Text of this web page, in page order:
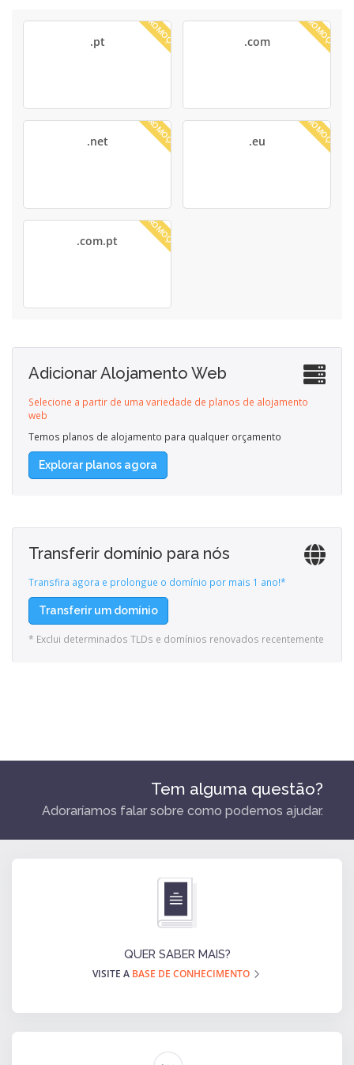
PROMOÇÃO
.pt PROMOÇÃO
.com
PROMOÇÃO
.net PROMOÇÃO
.eu
PROMOÇÃO
.com.pt
Adicionar Alojamento Web
Selecione a partir de uma variedade de planos de alojamento
web
Temos planos de alojamento para qualquer orçamento
Explorar planos agora
Transferir domínio para nós
Transfira agora e prolongue o domínio por mais 1 ano!*
Transferir um domínio
* Exclui determinados TLDs e domínios renovados recentemente
Tem alguma questão?
Adoraríamos falar sobre como podemos ajudar.
QUER SABER MAIS?
VISITE A BASE DE CONHECIMENTO